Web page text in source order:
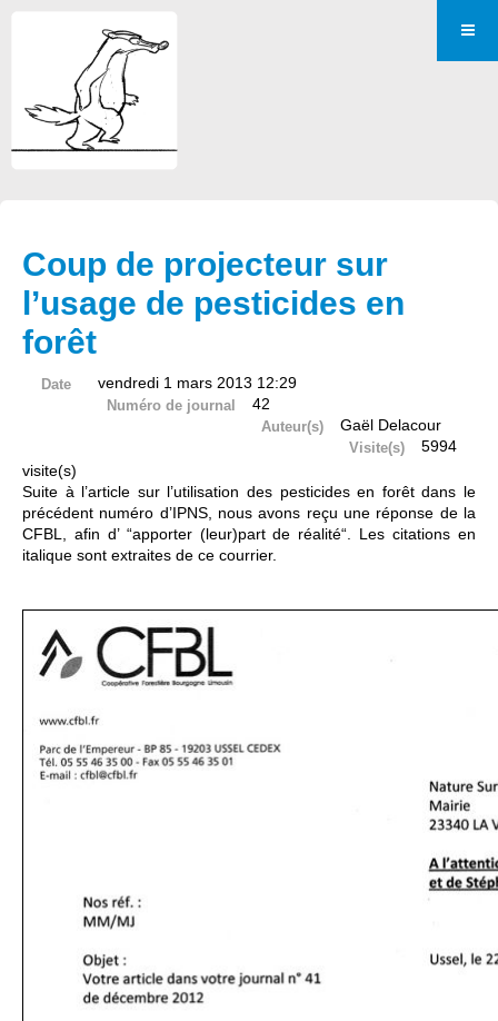
Coup de projecteur sur
l’usage de pesticides en
forêt
Date vendredi 1 mars 2013 12:29
Numéro de journal 42
Auteur(s) Gaël Delacour
Visite(s)
5994
visite(s)
Suite à l’article sur l’utilisation des pesticides en forêt dans le
précédent numéro d’IPNS, nous avons reçu une réponse de la
CFBL, afin d’ “apporter (leur)part de réalité“. Les citations en
italique sont extraites de ce courrier.